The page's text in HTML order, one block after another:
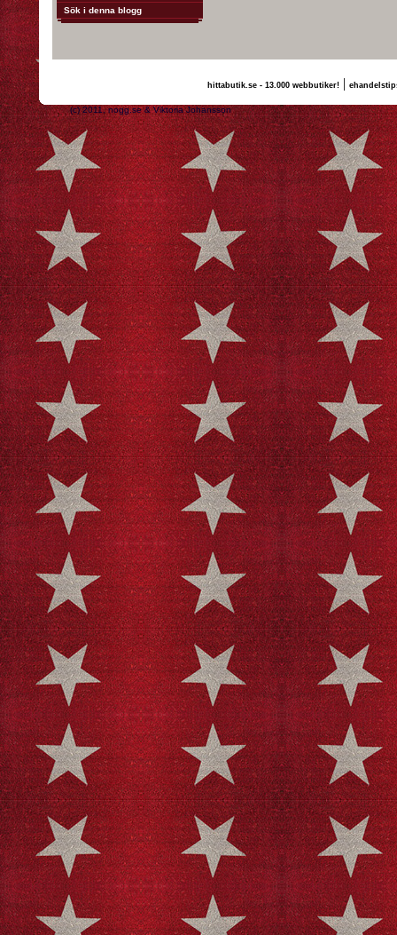
Sök i denna blogg
hittabutik.se - 13.000 webbutiker!|
(c) 2011, nogg.se & Viktoria Johansson